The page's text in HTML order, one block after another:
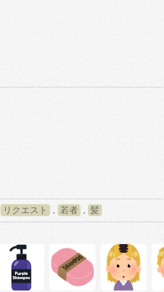
リクエスト , 若者 , 髪